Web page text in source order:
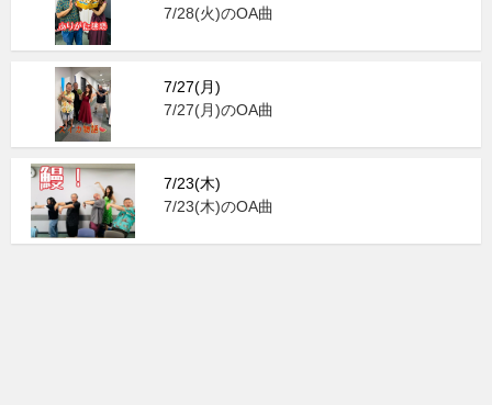
7/28(火)のOA曲
7/27(月)
7/27(月)のOA曲
7/23(木)
7/23(木)のOA曲